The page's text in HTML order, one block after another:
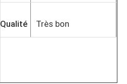
Qualité Très bon